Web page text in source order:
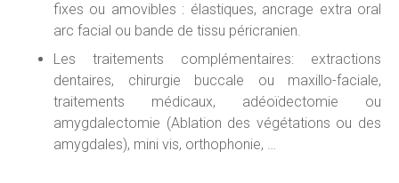
fixes ou amovibles : élastiques, ancrage extra oral
arc facial ou bande de tissu péricranien.
Les traitements complémentaires: extractions
dentaires, chirurgie buccale ou maxillo-faciale,
traitements médicaux, adéoïdectomie ou
amygdalectomie (Ablation des végétations ou des
amygdales), mini vis, orthophonie, …